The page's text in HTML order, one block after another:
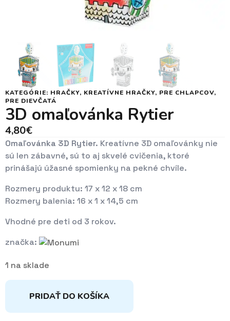
KATEGÓRIE: HRAČKY, KREATÍVNE HRAČKY, PRE CHLAPCOV,
PRE DIEVČATÁ
3D omaľovánka Rytier
4,80€
Omaľovánka 3D Rytier. Kreatívne 3D omaľovánky nie
sú len zábavné, sú to aj skvelé cvičenia, ktoré
prinášajú úžasné spomienky na pekné chvíle.
Rozmery produktu: 17 x 12 x 18 cm
Rozmery balenia: 16 x 1 x 14,5 cm
Vhodné pre deti od 3 rokov.
značka:
1 na sklade
PRIDAŤ DO KOŠÍKA